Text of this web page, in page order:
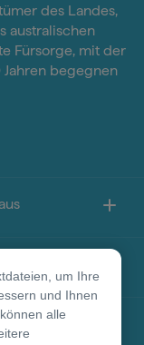
des Landes,
australischen
Fürsorge, mit der
begegnen
um Ihre
und Ihnen
alle